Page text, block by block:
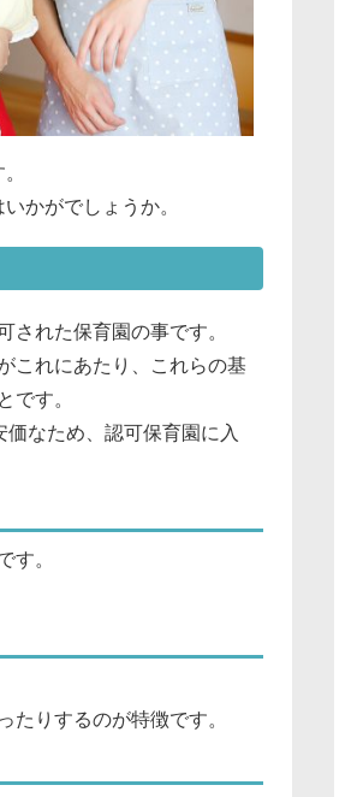
かがでしょうか。
れた保育園の事です。
これにあたり、これらの基
す。
なため、認可保育園に入
す。
りするのが特徴です。